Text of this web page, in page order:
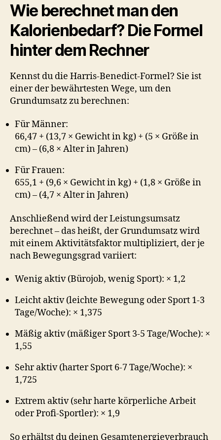
Wie berechnet man den
Kalorienbedarf? Die Formel
hinter dem Rechner
Kennst du die Harris-Benedict-Formel? Sie ist
einer der bewährtesten Wege, um den
Grundumsatz zu berechnen:
Für Männer:
66,47 + (13,7 × Gewicht in kg) + (5 × Größe in
cm) – (6,8 × Alter in Jahren)
Für Frauen:
655,1 + (9,6 × Gewicht in kg) + (1,8 × Größe in
cm) – (4,7 × Alter in Jahren)
Anschließend wird der Leistungsumsatz
berechnet – das heißt, der Grundumsatz wird
mit einem Aktivitätsfaktor multipliziert, der je
nach Bewegungsgrad variiert:
Wenig aktiv (Bürojob, wenig Sport): × 1,2
Leicht aktiv (leichte Bewegung oder Sport 1-3
Tage/Woche): × 1,375
Mäßig aktiv (mäßiger Sport 3-5 Tage/Woche): ×
1,55
Sehr aktiv (harter Sport 6-7 Tage/Woche): ×
1,725
Extrem aktiv (sehr harte körperliche Arbeit
oder Profi-Sportler): × 1,9
So erhältst du deinen Gesamtenergieverbrauch